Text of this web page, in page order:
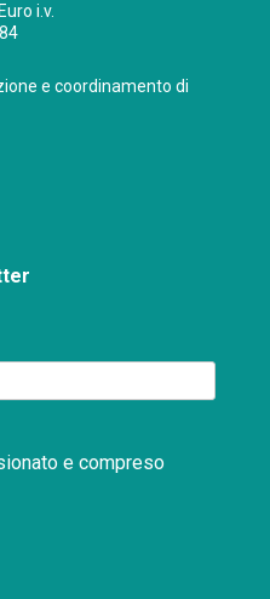
i.v.
e coordinamento di
e compreso